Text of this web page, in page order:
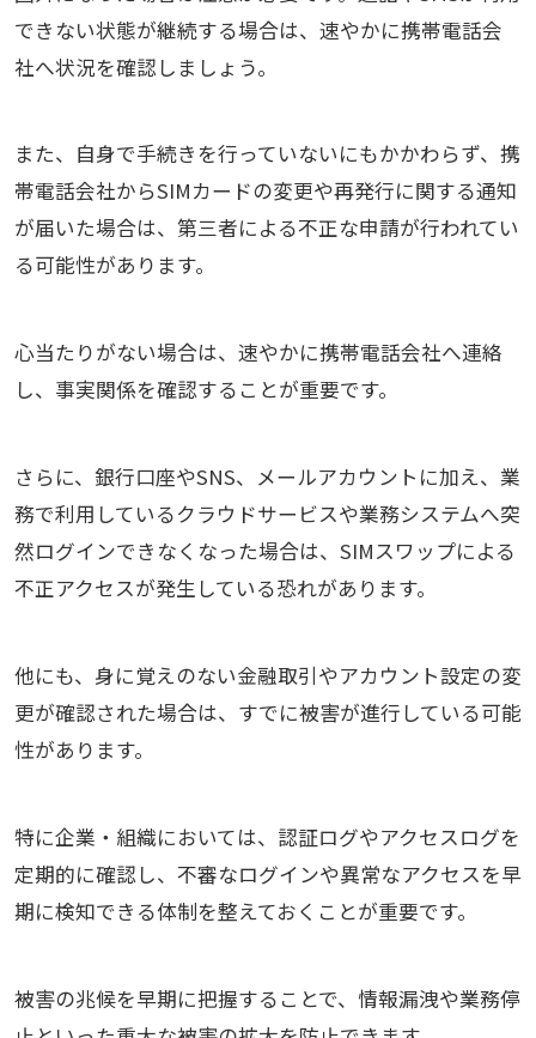
できない状態が継続する場合は、速やかに携帯電話会
社へ状況を確認しましょう。
また、自身で手続きを行っていないにもかかわらず、携
帯電話会社からSIMカードの変更や再発行に関する通知
が届いた場合は、第三者による不正な申請が行われてい
る可能性があります。
心当たりがない場合は、速やかに携帯電話会社へ連絡
し、事実関係を確認することが重要です。
さらに、銀行口座やSNS、メールアカウントに加え、業
務で利用しているクラウドサービスや業務システムへ突
然ログインできなくなった場合は、SIMスワップによる
不正アクセスが発生している恐れがあります。
他にも、身に覚えのない金融取引やアカウント設定の変
更が確認された場合は、すでに被害が進行している可能
性があります。
特に企業・組織においては、認証ログやアクセスログを
定期的に確認し、不審なログインや異常なアクセスを早
期に検知できる体制を整えておくことが重要です。
被害の兆候を早期に把握することで、情報漏洩や業務停